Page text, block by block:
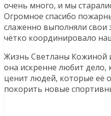
очень много, и мы
Огромное спасибо
слаженно выполняли свои
чётко координировало
Жизнь Светланы Кожиной
она искренне любит дело,
ценит людей, которые её
покорить новые